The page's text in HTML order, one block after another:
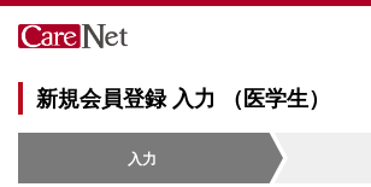
新規会員登録 入力 （医学生）
入力